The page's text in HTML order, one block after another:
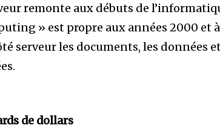
remonte aux débuts de
» est propre aux années 2000 et
serveur les documents, les données
de dollars